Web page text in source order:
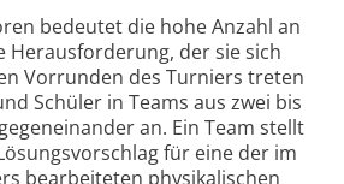
bedeutet die hohe Anzahl an
Heraus­forderung, der sie sich
Vorrunden des Turniers treten
Schüler in Teams aus zwei bis
an. Ein Team stellt
für eine der im
bear­beiteten physika­lischen